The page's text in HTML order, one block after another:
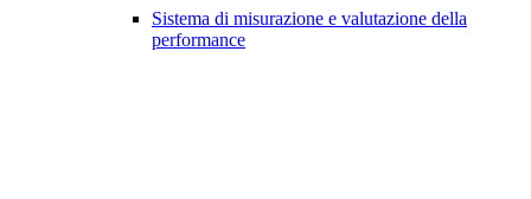
Sistema di misurazione e valutazione della
performance